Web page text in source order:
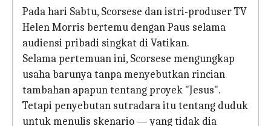
Pada hari Sabtu, Scorsese dan istri-produser TV
Helen Morris bertemu dengan Paus selama
audiensi pribadi singkat di Vatikan.
Selama pertemuan ini, Scorsese mengungkap
usaha barunya tanpa menyebutkan rincian
tambahan apapun tentang proyek "Jesus".
Tetapi penyebutan sutradara itu tentang duduk
untuk menulis skenario — yang tidak dia